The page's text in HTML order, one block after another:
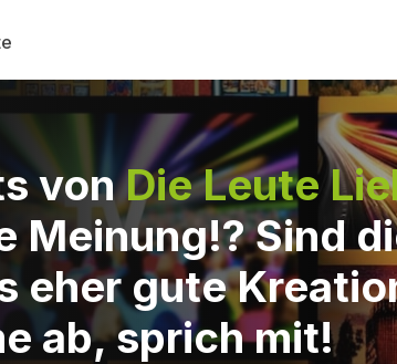
vonDie Leute
Meinung!? Sind
eher gute
ab, sprich mit!